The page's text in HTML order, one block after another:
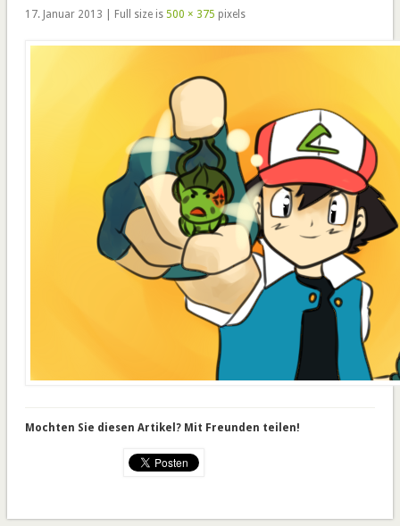
17. Januar 2013 | Full size is 500 × 375 pixels
Mochten Sie diesen Artikel? Mit Freunden teilen!